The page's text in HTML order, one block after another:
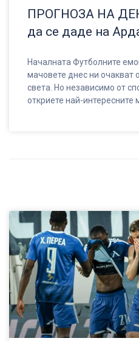
ПРОГНОЗА НА
да се даде на
Началната Футболните
мачовете днес ни очакват
света. Но независимо от
откриете най-интересните